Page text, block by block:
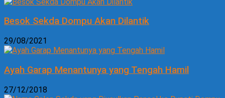
Besok Sekda Dompu Akan Dilantik
29/08/2021
Ayah Garap Menantunya yang Tengah Hamil
27/12/2018